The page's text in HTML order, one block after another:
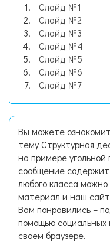
Слайд №1
Слайд №2
Слайд №3
Слайд №4
Слайд №5
Слайд №6
Слайд №7
Вы можете
тему Структурная
на примере
сообщение
любого класса
материал и наш
Вам понравились –
помощью социальных
своем браузере.